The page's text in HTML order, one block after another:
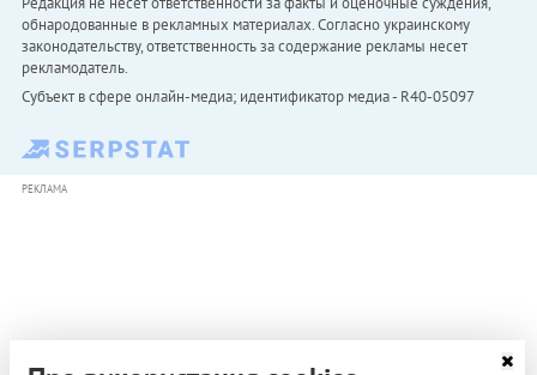
обнародованные в рекламных материалах. Согласно украинскому
законодательству, ответственность за содержание рекламы несет
рекламодатель.
Субъект в сфере онлайн-медиа; идентификатор медиа - R40-05097
РЕКЛАМА